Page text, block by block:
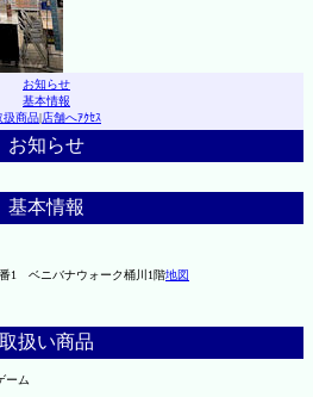
お知らせ
基本情報
扱商品|店舗へｱｸｾｽ
お知らせ
基本情報
1 ベニバナウォーク桶川1階地図
取扱い商品
ーム